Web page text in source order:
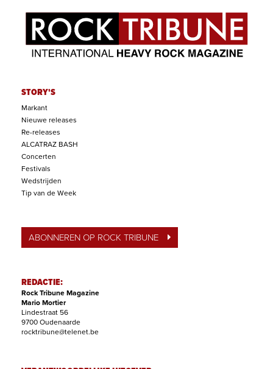
STORY'S
Markant
Nieuwe releases
Re-releases
ALCATRAZ BASH
Concerten
Festivals
Wedstrijden
Tip van de Week
ABONNEREN OP ROCK TRIBUNE
REDACTIE:
Rock Tribune Magazine
Mario Mortier
Lindestraat 56
9700 Oudenaarde
rocktribune@telenet.be